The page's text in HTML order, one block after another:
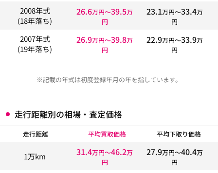
2008年式
(18年落ち)
26.6万円〜39.5万
円
23.1万円〜33.4万
円
2007年式
(19年落ち)
26.9万円〜39.8万
円
22.9万円〜33.9万
円
※記載の年式は初度登録年月の年を指しています。
走行距離別の相場・査定価格
走行距離 平均買取価格 平均下取り価格
1万km 31.4万円〜46.2万
円
27.9万円〜40.4万
円